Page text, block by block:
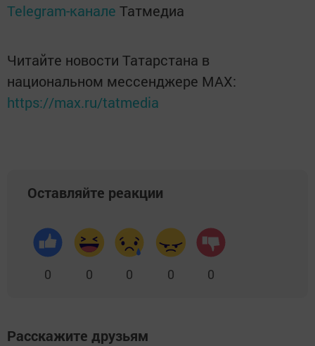
Telegram-канале Татмедиа
Читайте новости Татарстана в
национальном мессенджере MАХ:
https://max.ru/tatmedia
Оставляйте реакции
0 0 0 0 0
Расскажите друзьям